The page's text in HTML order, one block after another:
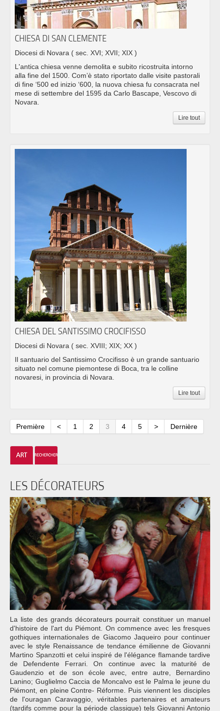
CHIESA DI SAN CLEMENTE
Diocesi di Novara ( sec. XVI; XVII; XIX )
L'antica chiesa venne demolita e subito ricostruita intorno
alla fine del 1500. Com’è stato riportato dalle visite pastorali
di fine ‘500 ed inizio ‘600, la nuova chiesa fu consacrata nel
mese di settembre del 1595 da Carlo Bascape, Vescovo di
Novara.
Lire tout
CHIESA DEL SANTISSIMO CROCIFISSO
Diocesi di Novara ( sec. XVIII; XIX; XX )
Il santuario del Santissimo Crocifisso è un grande santuario
situato nel comune piemontese di Boca, tra le colline
novaresi, in provincia di Novara.
Lire tout
Première < 1 2 3 4 5 > Dernière
LES DÉCORATEURS
La liste des grands décorateurs pourrait constituer un manuel
d'histoire de l'art du Piémont. On commence avec les fresques
gothiques internationales de Giacomo Jaqueiro pour continuer
avec le style Renaissance de tendance émilienne de Giovanni
Martino Spanzotti et celui inspiré de l'élégance flamande tardive
de Defendente Ferrari. On continue avec la maturité de
Gaudenzio et de son école avec, entre autre, Bernardino
Lanino; Guglielmo Caccia de Moncalvo est le Palma le jeune du
Piémont, en pleine Contre- Réforme. Puis viennent les disciples
de l'ouragan Caravaggio, véritables partenaires et amateurs
(tardifs comme pour la période classique) tels Giovanni Antonio